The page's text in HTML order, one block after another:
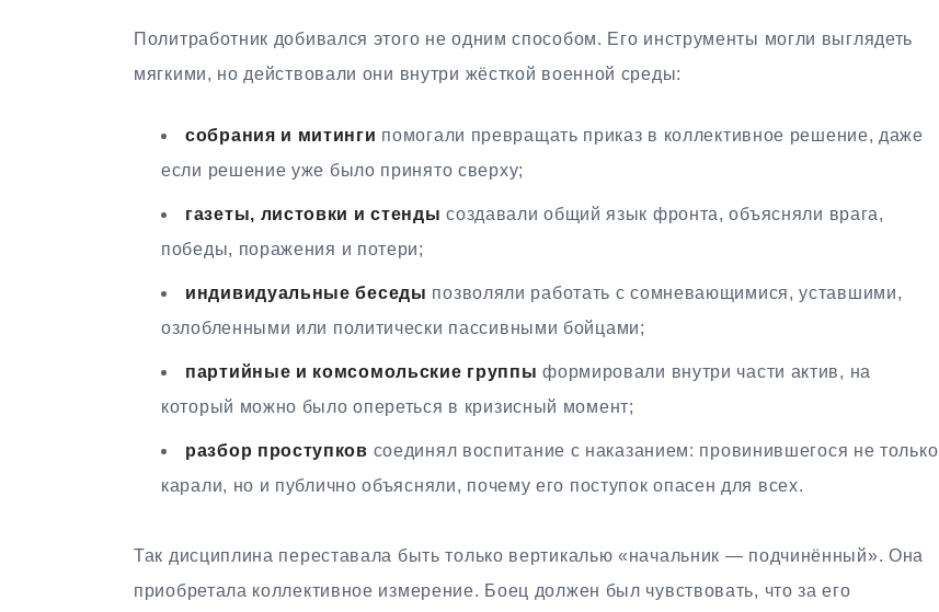
Политработник добивался этого не одним способом. Его инструменты могли выглядеть
мягкими, но действовали они внутри жёсткой военной среды:
собрания и митинги помогали превращать приказ в коллективное решение, даже
если решение уже было принято сверху;
газеты, листовки и стенды создавали общий язык фронта, объясняли врага,
победы, поражения и потери;
индивидуальные беседы позволяли работать с сомневающимися, уставшими,
озлобленными или политически пассивными бойцами;
партийные и комсомольские группы формировали внутри части актив, на
который можно было опереться в кризисный момент;
разбор проступков соединял воспитание с наказанием: провинившегося не только
карали, но и публично объясняли, почему его поступок опасен для всех.
Так дисциплина переставала быть только вертикалью «начальник — подчинённый». Она
приобретала коллективное измерение. Боец должен был чувствовать, что за его